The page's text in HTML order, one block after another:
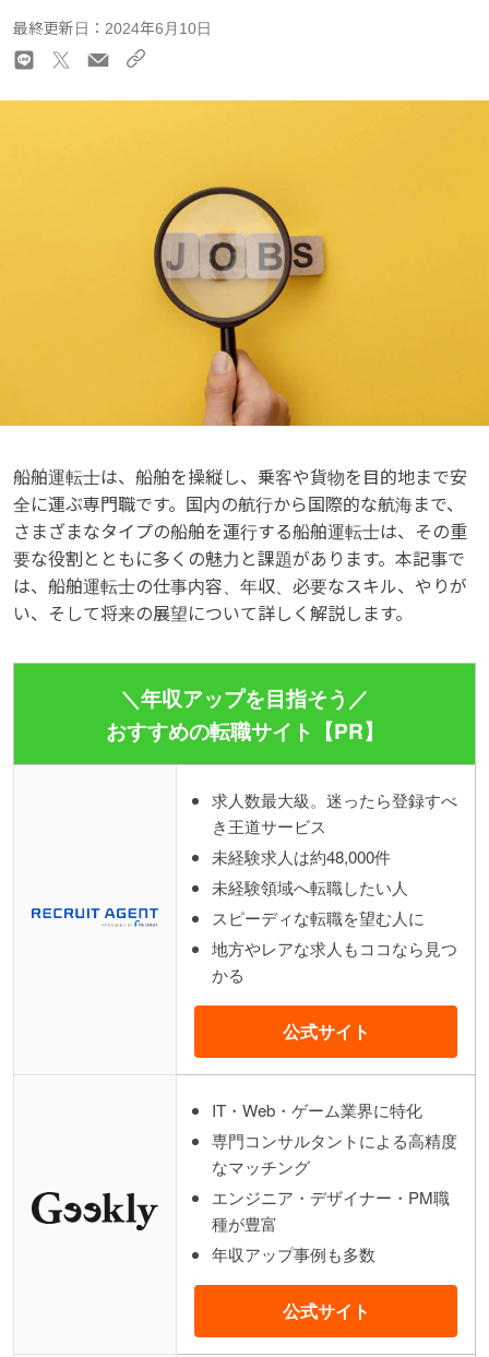
最終更新日：2024年6月10日
船舶運転士は、船舶を操縦し、乗客や貨物を目的地まで安
全に運ぶ専門職です。国内の航行から国際的な航海まで、
さまざまなタイプの船舶を運行する船舶運転士は、その重
要な役割とともに多くの魅力と課題があります。本記事で
は、船舶運転士の仕事内容、年収、必要なスキル、やりが
い、そして将来の展望について詳しく解説します。
＼年収アップを目指そう／
おすすめの転職サイト【PR】
求人数最大級。迷ったら登録すべ
き王道サービス
未経験求人は約48,000件
未経験領域へ転職したい人
スピーディな転職を望む人に
地方やレアな求人もココなら見つ
かる
公式サイト
IT・Web・ゲーム業界に特化
専門コンサルタントによる高精度
なマッチング
エンジニア・デザイナー・PM職
種が豊富
年収アップ事例も多数
公式サイト